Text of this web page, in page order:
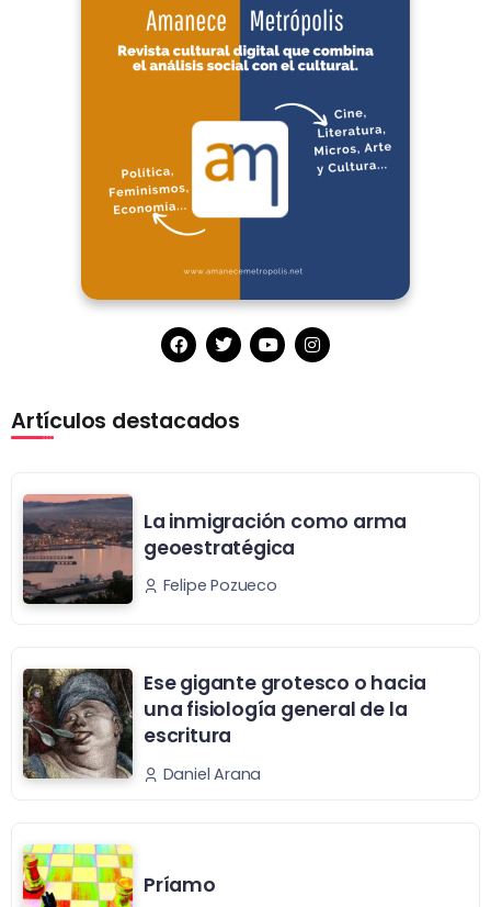
Artículos destacados
La inmigración como arma
geoestratégica
Felipe Pozueco
Ese gigante grotesco o hacia
una fisiología general de la
escritura
Daniel Arana
Príamo